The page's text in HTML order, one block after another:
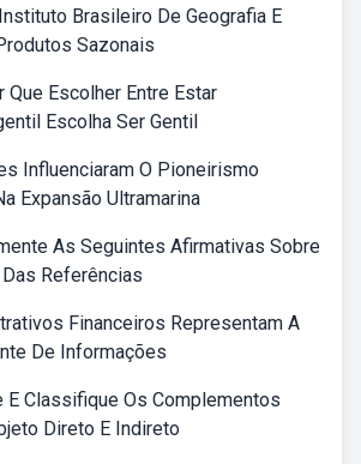
Brasileiro De Geografia E
Sazonais
Que Escolher Entre Estar
Escolha Ser Gentil
Influenciaram O Pioneirismo
Expansão Ultramarina
As Seguintes Afirmativas Sobre
Referências
Financeiros Representam A
De Informações
E Classifique Os Complementos
Direto E Indireto